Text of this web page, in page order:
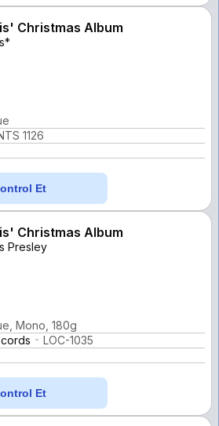
Christmas Album
1126
Et
Christmas Album
Presley
Mono, 180g
LOC-1035
Et